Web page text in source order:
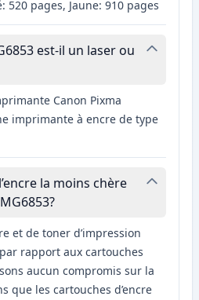
pages, Jaune: 910 pages
est-il un laser ou
Canon Pixma
imprimante à encre de type
la moins chère
et de toner d’impression
rapport aux cartouches
aucun compromis sur la
que les cartouches d’encre